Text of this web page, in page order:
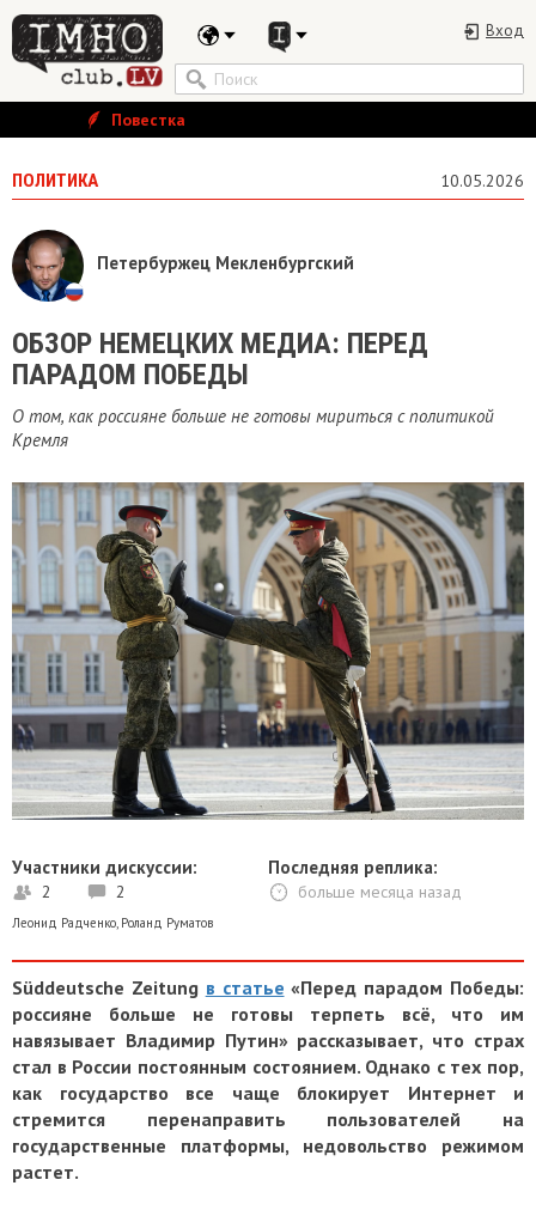
Вход
Повестка
ПОЛИТИКА 10.05.2026
Петербуржец Мекленбургский
ОБЗОР НЕМЕЦКИХ МЕДИА: ПЕРЕД
ПАРАДОМ ПОБЕДЫ
О том, как россияне больше не готовы мириться с политикой
Кремля
Участники дискуссии:
2 2
Последняя реплика:
больше месяца назад
Леонид Радченко, Роланд Руматов
Süddeutsche Zeitung в статье «Перед парадом Победы:
россияне больше не готовы терпеть всё, что им
навязывает Владимир Путин» рассказывает, что страх
стал в России постоянным состоянием. Однако с тех пор,
как государство все чаще блокирует Интернет и
стремится перенаправить пользователей на
государственные платформы, недовольство режимом
растет.